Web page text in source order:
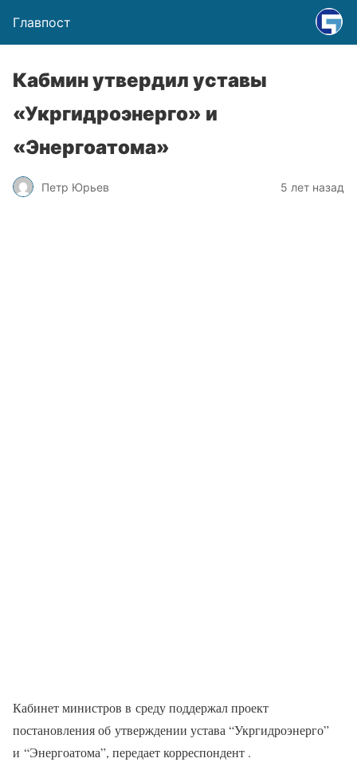
Главпост
Кабмин утвердил уставы
«Укргидроэнерго» и
«Энергоатома»
Петр Юрьев 5 лет назад
Кабинет министров в среду поддержал проект
постановления об утверждении устава “Укргидроэнерго”
и “Энергоатома”, передает корреспондент .